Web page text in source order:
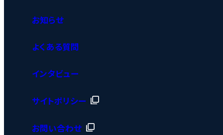
お知らせ
よくある質問
インタビュー
サイトポリシー
お問い合わせ